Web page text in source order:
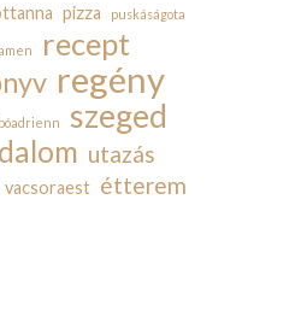
pizza puskáságota
recept
regény
szeged
utazás
vacsoraest étterem